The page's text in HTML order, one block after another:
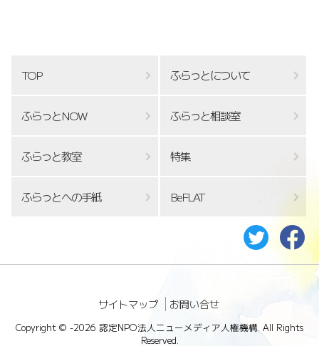
TOP ふらっとについて
ふらっとNOW ふらっと相談室
ふらっと教室 特集
ふらっとへの手紙 BeFLAT
サイトマップ お問い合せ
Copyright © -2026 認定NPO法人ニューメディア人権機構. All Rights
Reserved.